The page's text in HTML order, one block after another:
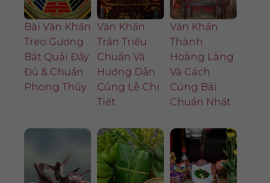
Bài Văn Khấn
Treo Gương
Bát Quái Đầy
Đủ & Chuẩn
Phong Thủy
Văn Khấn
Trần Triều
Chuẩn Và
Hướng Dẫn
Cúng Lễ Chi
Tiết
Văn Khấn
Thành
Hoàng Làng
Và Cách
Cúng Bái
Chuẩn Nhất